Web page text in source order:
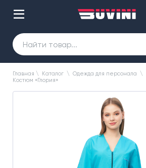
Главная \ Каталог \ Одежда для персонала \
Костюм «Глория»